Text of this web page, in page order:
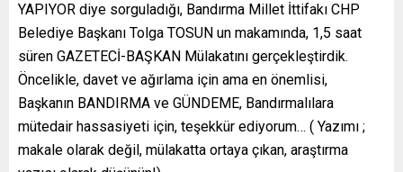
YAPIYOR diye sorguladığı, Bandırma Millet İttifakı CHP
Belediye Başkanı Tolga TOSUN un makamında, 1,5 saat
süren GAZETECİ-BAŞKAN Mülakatını gerçekleştirdik.
Öncelikle, davet ve ağırlama için ama en önemlisi,
Başkanın BANDIRMA ve GÜNDEME, Bandırmalılara
mütedair hassasiyeti için, teşekkür ediyorum… ( Yazımı ;
makale olarak değil, mülakatta ortaya çıkan, araştırma